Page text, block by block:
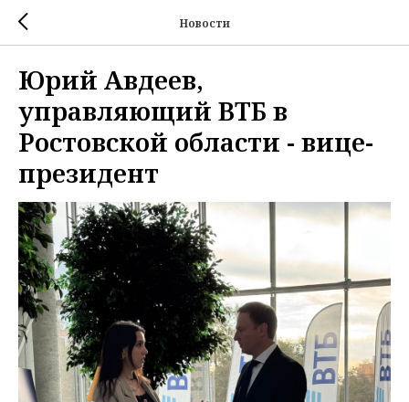
Новости
Юрий Авдеев,
управляющий ВТБ в
Ростовской области - вице-
президент